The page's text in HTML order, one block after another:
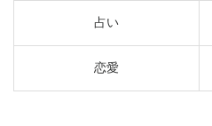
占い
恋愛